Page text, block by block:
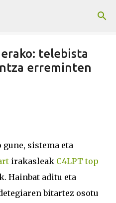
eduki nagusira
telebista
erreminten
sistema eta
irakasleak C4LPT top
Hainbat aditu eta
bitartez osotu